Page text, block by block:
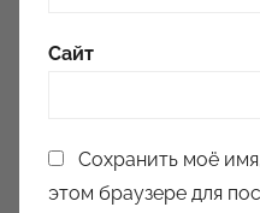
Сайт
Сохранить моё
этом браузере для